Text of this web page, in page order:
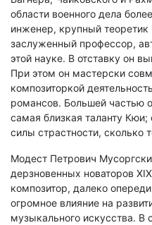
области военного дела
инженер, крупный
заслуженный профессор,
этой науке. В отставку он
При этом он мастерски
композиторкой
романсов. Большей частью
самая близкая таланту Кюи;
силы страстности, сколько
Модест Петрович
дерзновенных новаторов
композитор, далеко
огромное влияние на
музыкального искусства. В